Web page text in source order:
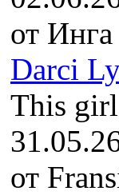
от Инга
Darci
This
от